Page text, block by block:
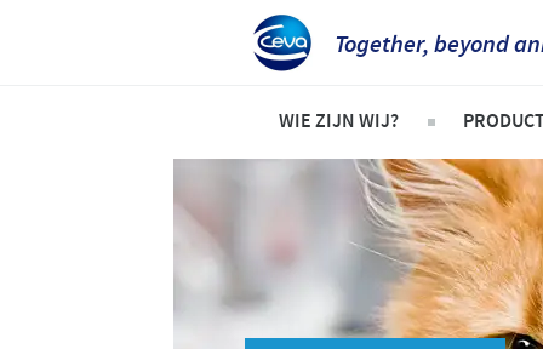
Together, beyond
WIE ZIJN WIJ?
Bedrijfsoverzicht
Ceva in Belgë
Ceva in de wereld
Onze geschiedenis